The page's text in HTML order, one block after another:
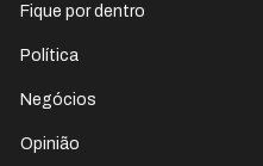
Fique por dentro
Política
Negócios
Opinião